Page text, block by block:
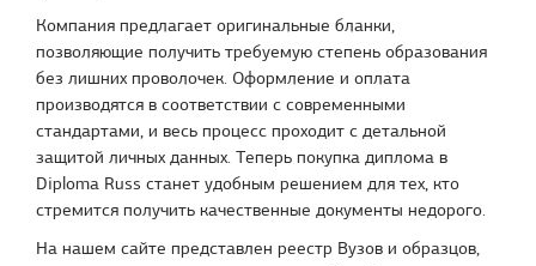
Компания предлагает оригинальные бланки,
позволяющие получить требуемую степень образования
без лишних проволочек. Оформление и оплата
производятся в соответствии с современными
стандартами, и весь процесс проходит с детальной
защитой личных данных. Теперь покупка диплома в
Diploma Russ станет удобным решением для тех, кто
стремится получить качественные документы недорого.
На нашем сайте представлен реестр Вузов и образцов,